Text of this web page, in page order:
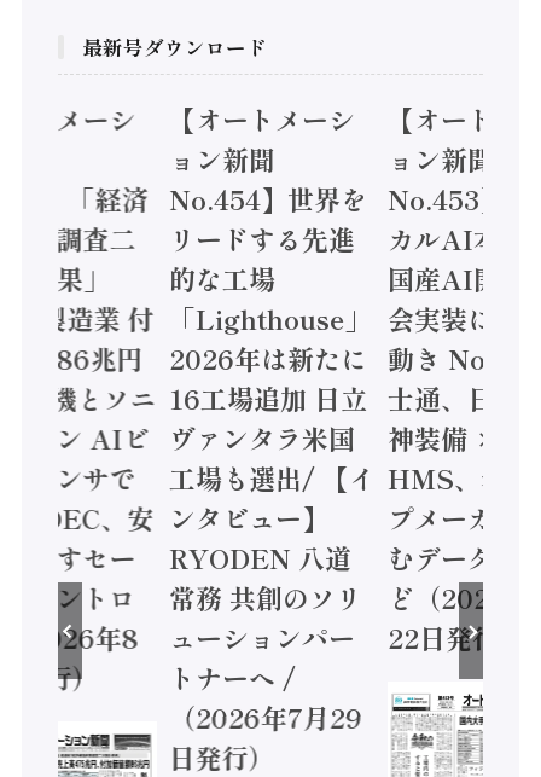
最新号ダウンロード
トメーシ
】「経済
態調査二
結果」
年製造業 付
額86兆円
電機とソニ
コン AIビ
センサで
/ IDEC、安
かすセー
コントロ
2026年8
発行）
【オートメーシ
ョン新聞
No.454】世界を
リードする先進
的な工場
「Lighthouse」
2026年は新たに
16工場追加 日立
ヴァンタラ米国
工場も選出/ 【イ
ンタビュー】
RYODEN 八道
常務 共創のソリ
ューションパー
トナーへ /
（2026年7月29
日発行）
【オートメ
ョン新聞
No.453】フ
カルAI本格
国産AI開発
会実装に活
動き
士通、日立
神装備 ×
HMS、老舗
プメーカー
むデータ活
ど（2026年
22日発行）